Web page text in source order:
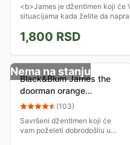
<b>James je džentlmen koji će
situacijama kada želite da
1,800 RSD
Nema na stanju
Black&Blum James the
doorman orange
JJ014UK (103)
Savršeni džentlmen koji će
vam poželeti dobrodošliu u